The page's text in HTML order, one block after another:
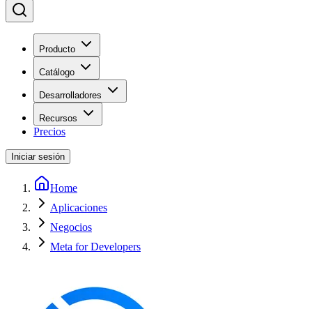
Producto
Catálogo
Desarrolladores
Recursos
Precios
Iniciar sesión
Home
Aplicaciones
Negocios
Meta for Developers